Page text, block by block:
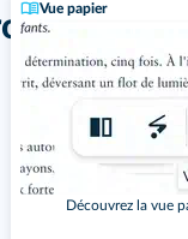
Vue papier
Découvrez la vue
?